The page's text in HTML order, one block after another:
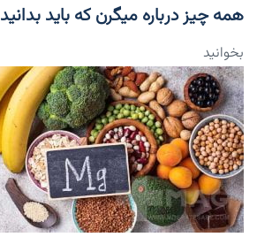
همه چیز درباره میگرن که باید بدانید
بخوانید